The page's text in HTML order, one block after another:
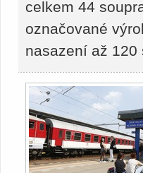
celkem 44
označované
nasazení až 120